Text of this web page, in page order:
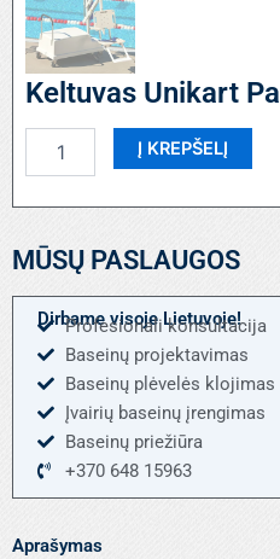
Keltuvas Unikart Pal
kiekis:
Unikart
Į KREPŠELĮ
MŪSŲ PASLAUGOS
Dirbame visoje Lietuvoje!
Profesionali konsultacija
Baseinų projektavimas
Baseinų plėvelės klojimas
Įvairių baseinų įrengimas
Baseinų priežiūra
+370 648 15963
Aprašymas